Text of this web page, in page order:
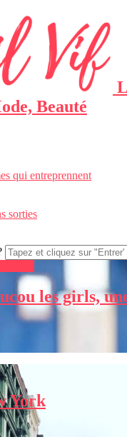
Beauté
qui entreprennent
sorties
les girls,
York